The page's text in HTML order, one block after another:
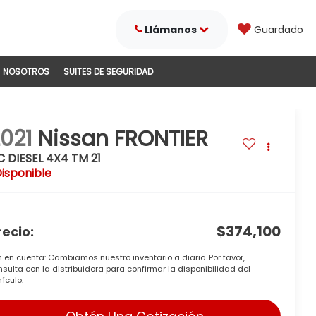
Llámanos Guardado
NOSOTROS SUITES DE SEGURIDAD
Nissan FRONTIER
DIESEL 4X4 TM 21
$374,100
en cuenta: Cambiamos nuestro inventario a diario. Por favor,
con la distribuidora para confirmar la disponibilidad del